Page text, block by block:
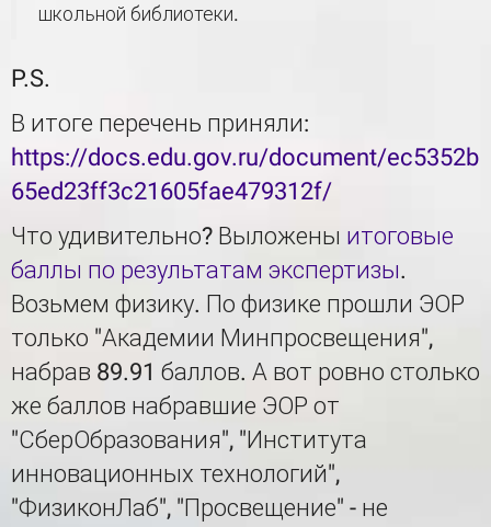
школьной библиотеки.
P.S.
В итоге перечень приняли:
https://docs.edu.gov.ru/document/ec5352b
65ed23ff3c21605fae479312f/
Что удивительно? Выложены итоговые
баллы по результатам экспертизы.
Возьмем физику. По физике прошли ЭОР
только "Академии Минпросвещения",
набрав 89.91 баллов. А вот ровно столько
же баллов набравшие ЭОР от
"СберОбразования", "Института
инновационных технологий",
"ФизиконЛаб", "Просвещение" - не